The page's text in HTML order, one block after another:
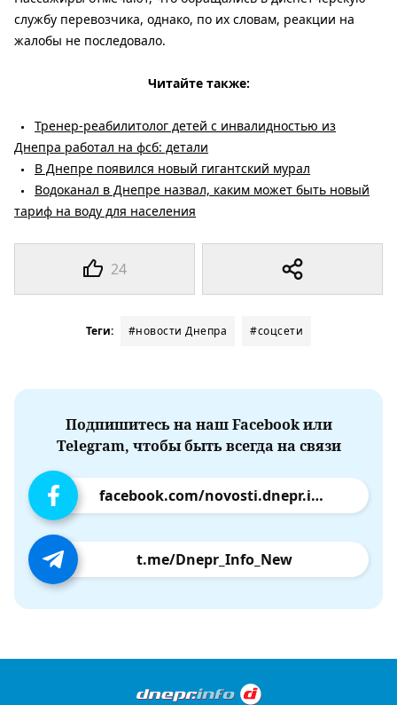
24
службу перевозчика, однако, по их словам, реакции на
жалобы не последовало.
Читайте также:
Тренер-реабилитолог детей с инвалидностью из
Днепра работал на фсб: детали
В Днепре появился новый гигантский мурал
Водоканал в Днепре назвал, каким может быть новый
тариф на воду для населения
Теги: #новости Днепра #соцсети
Подпишитесь на наш Facebook или
Telegram, чтобы быть всегда на связи
facebook.com/novosti.dnepr.info
t.me/Dnepr_Info_New